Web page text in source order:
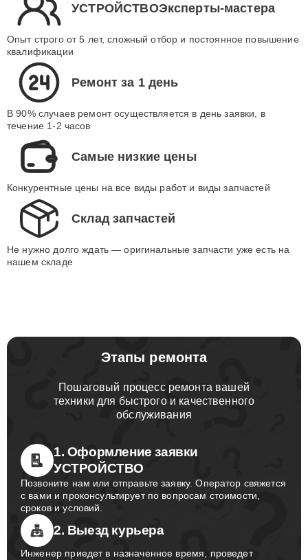
УСТРОЙСТВОЭксперты-мастера
Опыт строго от 5 лет, сложный отбор и постоянное повышение
квалификации
Ремонт за 1 день
В 90% случаев ремонт осуществляется в день заявки, в
течение 1-2 часов
Самые низкие цены
Конкурентные цены на все виды работ и виды запчастей
Склад запчастей
Не нужно долго ждать — оригинальные запчасти уже есть на
нашем складе
Этапы ремонта
Пошаговый процесс ремонта вашей
техники для быстрого и качественного
обслуживания
1. Оформление заявки
УСТРОЙСТВО
Позвоните нам или отправьте заявку. Оператор свяжется
с вами и проконсультирует по вопросам стоимости,
сроков и условий.
2. Выезд курьера
Инженер приедет в назначенное время, проведет